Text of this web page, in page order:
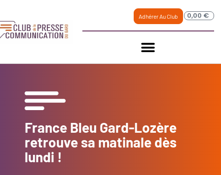
Adhérer Au Club 0,00 €
France Bleu Gard-Lozère
retrouve sa matinale dès
lundi !